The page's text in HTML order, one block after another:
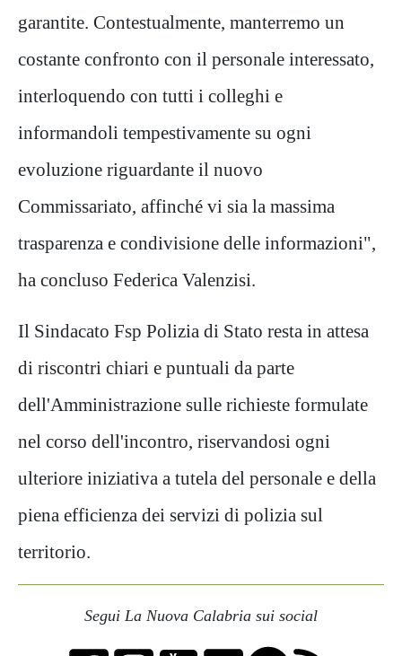
garantite. Contestualmente, manterremo un
costante confronto con il personale interessato,
interloquendo con tutti i colleghi e
informandoli tempestivamente su ogni
evoluzione riguardante il nuovo
Commissariato, affinché vi sia la massima
trasparenza e condivisione delle informazioni",
ha concluso Federica Valenzisi.
Il Sindacato Fsp Polizia di Stato resta in attesa
di riscontri chiari e puntuali da parte
dell'Amministrazione sulle richieste formulate
nel corso dell'incontro, riservandosi ogni
ulteriore iniziativa a tutela del personale e della
piena efficienza dei servizi di polizia sul
territorio.
Segui La Nuova Calabria sui social